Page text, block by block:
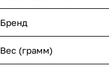
Бренд
Вес (грамм)